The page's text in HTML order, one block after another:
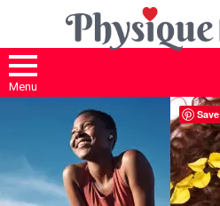
Menu
Save